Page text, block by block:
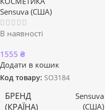
Sensuva (США)
В наявності
1555 ₴
Додати в кошик
Код товару: SO3184
БРЕНД
(КРАЇНА)
Sensuva
(США)